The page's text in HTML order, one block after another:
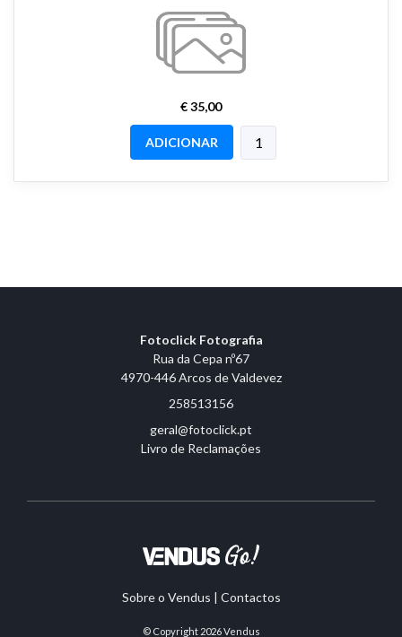
€ 35,00
ADICIONAR
Fotoclick Fotografia
Rua da Cepa nº67
4970-446 Arcos de Valdevez
258513156
geral@fotoclick.pt
Livro de Reclamações
Sobre o Vendus | Contactos
© Copyright 2026Vendus